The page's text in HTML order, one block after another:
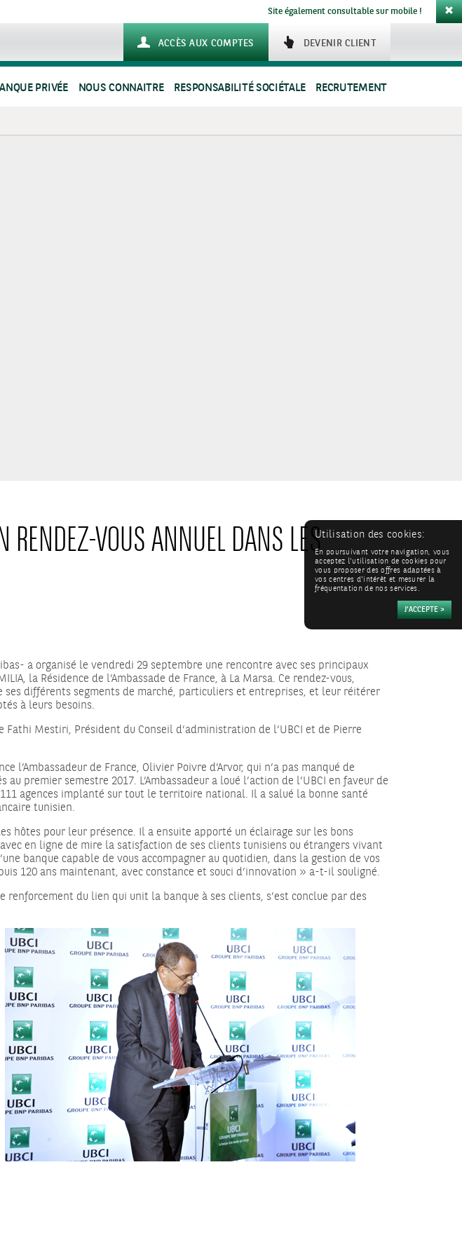
Site également consultable sur mobile !
DEVENIR CLIENT
ACCÈS AUX COMPTES
PRIVÉE NOUS CONNAITRE RESPONSABILITÉ SOCIÉTALE RECRUTEMENT
VOUS ANNUEL DANS LES
a organisé le vendredi 29 septembre une rencontre avec ses principaux
la Résidence de l’Ambassade de France, à La Marsa. Ce rendez-vous,
différents segments de marché, particuliers et entreprises, et leur réitérer
à leurs besoins.
Mestiri, Président du Conseil d’administration de l’UBCI et de Pierre
l’Ambassadeur de France, Olivier Poivre d’Arvor, qui n’a pas manqué de
premier semestre 2017. L’Ambassadeur a loué l’action de l’UBCI en faveur de
agences implanté sur tout le territoire national. Il a salué la bonne santé
tunisien.
hôtes pour leur présence. Il a ensuite apporté un éclairage sur les bons
en ligne de mire la satisfaction de ses clients tunisiens ou étrangers vivant
banque capable de vous accompagner au quotidien, dans la gestion de vos
120 ans maintenant, avec constance et souci d’innovation » a-t-il souligné.
du lien qui unit la banque à ses clients, s’est conclue par des
Utilisation des cookies:
En poursuivant votre navigation, vous
acceptez l'utilisation de cookies pour
vous proposer des offres adaptées à
vos centres d'intérêt et mesurer la
fréquentation de nos services.